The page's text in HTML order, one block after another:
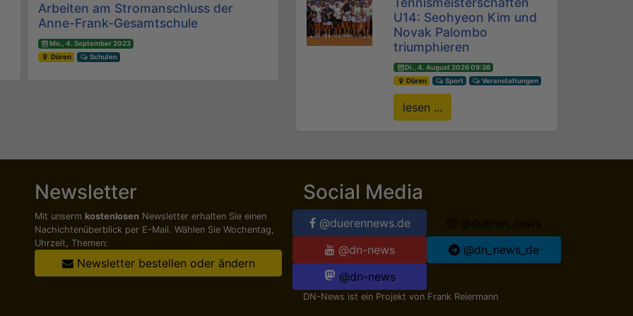
Arbeiten am Stromanschluss der
Anne-Frank-Gesamtschule
Mo., 4. September 2023
Düren
Schulen
U14: Seohyeon Kim und
Novak Palombo
triumphieren
Di., 4. August 2026 09:36
Düren
Sport Veranstaltungen
lesen ...
Newsletter
Mit unserm kostenlosen Newsletter erhalten Sie einen
Nachichten­überblick per E-Mail. Wählen Sie Wochentag,
Uhrzeit, Themen:
Newsletter bestellen oder ändern
Social Media
@duerennews.de
@dn-news
@dn_news_de
@dn-news
DN-News ist ein Projekt von Frank Reiermann